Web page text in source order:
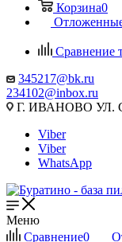
Корзина0
Сравнение
345217@bk.ru
234102@inbox.ru
Г. ИВАНОВО УЛ.
Viber
Viber
WhatsApp
Меню
Сравнение0